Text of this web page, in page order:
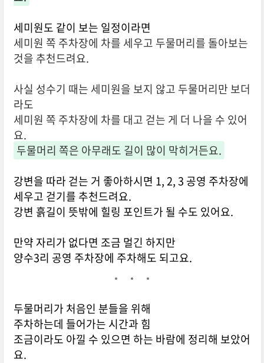
세미원도 같이 보는 일정이라면
세미원 쪽 주차장에 차를 세우고 두물머리를 돌아보는
것을 추천드려요.
사실 성수기 때는 세미원을 보지 않고 두물머리만 보더
라도
세미원 쪽 주차장에 차를 대고 걷는 게 더 나을 수 있어
요.
두물머리 쪽은 아무래도 길이 많이 막히거든요.
강변을 따라 걷는 거 좋아하시면 1, 2, 3 공영 주차장에
세우고 걷기를 추천드려요.
강변 흙길이 뜻밖에 힐링 포인트가 될 수도 있어요.
만약 자리가 없다면 조금 멀긴 하지만
양수3리 공영 주차장에 주차해도 되고요.
두물머리가 처음인 분들을 위해
주차하는데 들어가는 시간과 힘
조금이라도 아낄 수 있으면 하는 바람에 정리해 보았어
요.